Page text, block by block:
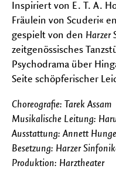
Inspiriert von E. T. A.
Fräulein von Scuderi«
gespielt von den Harzer
zeitgenössisches
Psychodrama über
Seite schöpferischer
Choreografie: Tarek Assam
Musikalische Leitung:
Ausstattung: Annett
Besetzung: Harzer
Produktion: Harztheater